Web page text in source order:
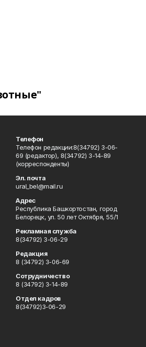
Телефон
Телефон редакции:8(34792) 3-06-
69 (редактор), 8(34792) 3-14-89
(корреспонденты)
Эл. почта
ural_bel@mail.ru
Адрес
Республика Башкортостан, город
Белорецк, ул. 50 лет Октября, 55/1
Рекламная служба
8(34792) 3-06-29
Редакция
8 (34792) 3-06-69
Сотрудничество
8 (34792) 3-14-89
Отдел кадров
8(34792)3-06-29